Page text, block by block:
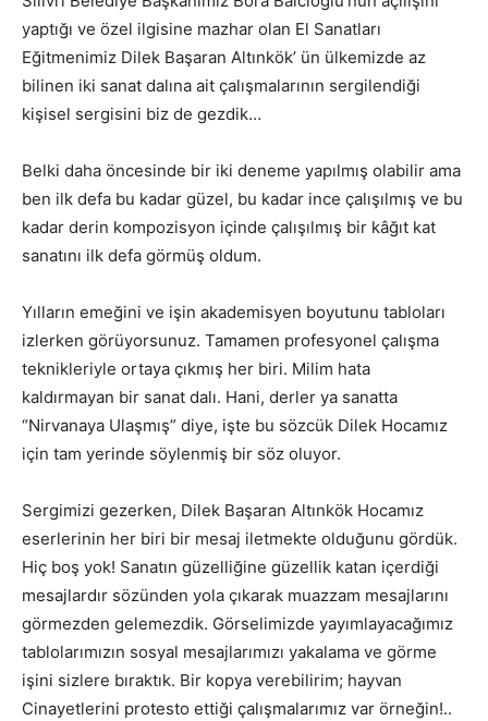
yaptığı ve özel ilgisine mazhar olan El Sanatları
Eğitmenimiz Dilek Başaran Altınkök’ ün ülkemizde az
bilinen iki sanat dalına ait çalışmalarının sergilendiği
kişisel sergisini biz de gezdik…
Belki daha öncesinde bir iki deneme yapılmış olabilir ama
ben ilk defa bu kadar güzel, bu kadar ince çalışılmış ve bu
kadar derin kompozisyon içinde çalışılmış bir kâğıt kat
sanatını ilk defa görmüş oldum.
Yılların emeğini ve işin akademisyen boyutunu tabloları
izlerken görüyorsunuz. Tamamen profesyonel çalışma
teknikleriyle ortaya çıkmış her biri. Milim hata
kaldırmayan bir sanat dalı. Hani, derler ya sanatta
“Nirvanaya Ulaşmış” diye, işte bu sözcük Dilek Hocamız
için tam yerinde söylenmiş bir söz oluyor.
Sergimizi gezerken, Dilek Başaran Altınkök Hocamız
eserlerinin her biri bir mesaj iletmekte olduğunu gördük.
Hiç boş yok! Sanatın güzelliğine güzellik katan içerdiği
mesajlardır sözünden yola çıkarak muazzam mesajlarını
görmezden gelemezdik. Görselimizde yayımlayacağımız
tablolarımızın sosyal mesajlarımızı yakalama ve görme
işini sizlere bıraktık. Bir kopya verebilirim; hayvan
Cinayetlerini protesto ettiği çalışmalarımız var örneğin!..